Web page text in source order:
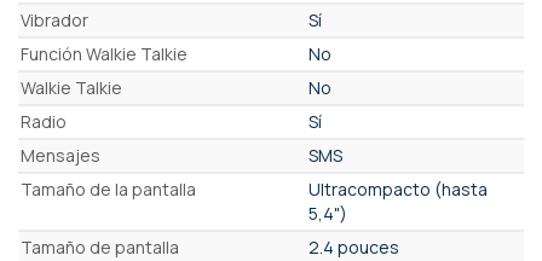
Vibrador
Sí
Función Walkie Talkie
No
Walkie Talkie
No
Radio
Sí
Mensajes
SMS
Tamaño de la pantalla
Ultracompacto (hasta
5,4")
Tamaño de pantalla
2.4 pouces